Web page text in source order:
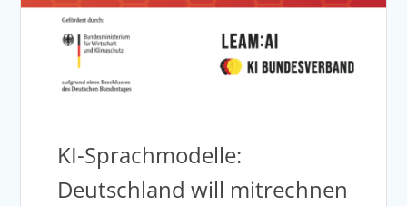
KI-Sprachmodelle:
Deutschland will mitrechnen